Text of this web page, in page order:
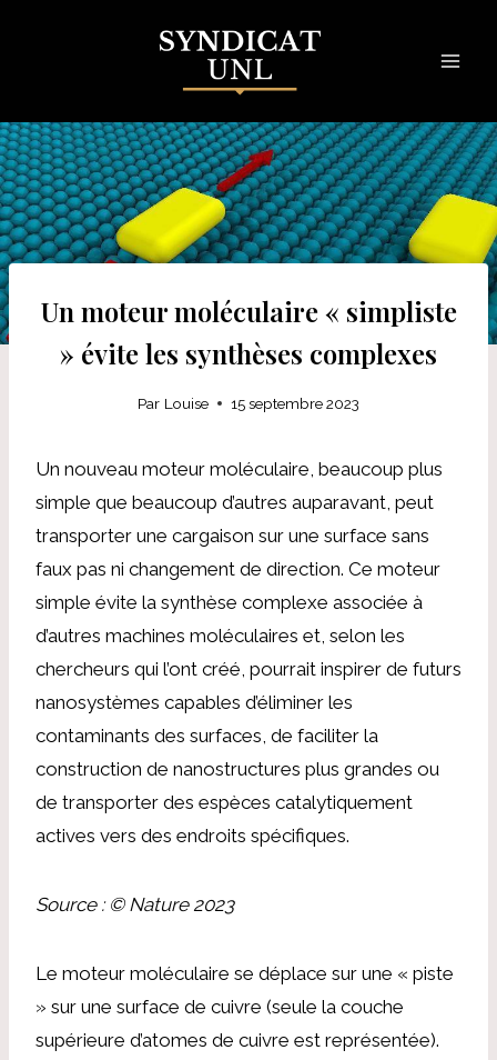
Un moteur moléculaire « simpliste
» évite les synthèses complexes
Par Louise 15 septembre 2023
Un nouveau moteur moléculaire, beaucoup plus
simple que beaucoup d’autres auparavant, peut
transporter une cargaison sur une surface sans
faux pas ni changement de direction. Ce moteur
simple évite la synthèse complexe associée à
d’autres machines moléculaires et, selon les
chercheurs qui l’ont créé, pourrait inspirer de futurs
nanosystèmes capables d’éliminer les
contaminants des surfaces, de faciliter la
construction de nanostructures plus grandes ou
de transporter des espèces catalytiquement
actives vers des endroits spécifiques.
Source : © Nature 2023
Le moteur moléculaire se déplace sur une « piste
» sur une surface de cuivre (seule la couche
supérieure d’atomes de cuivre est représentée).